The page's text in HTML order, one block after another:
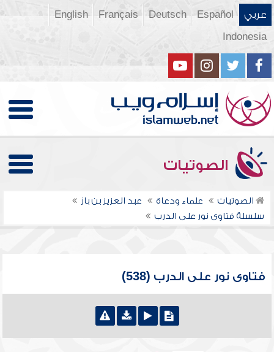
عربي Español
Deutsch
Français
English
Indonesia
الصوتيات
الصوتيات علماء ودعاة
عبد العزيز بن باز
سلسلة فتاوى نور على الدرب
فتاوى نور على الدرب (538)